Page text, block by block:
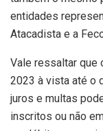
entidades
Atacadista e a
Vale ressaltar que
2023 à vista até o
juros e multas
inscritos ou não